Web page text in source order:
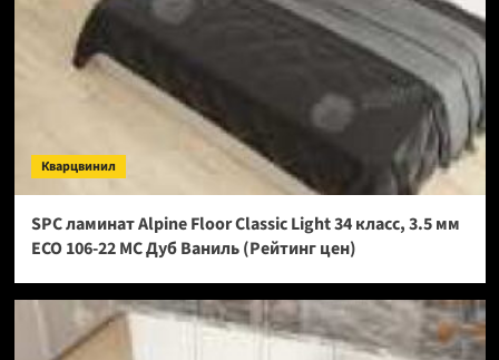
Кварцвинил
SPC ламинат Alpine Floor Classic Light 34 класс, 3.5 мм
ECO 106-22 МС Дуб Ваниль (Рейтинг цен)